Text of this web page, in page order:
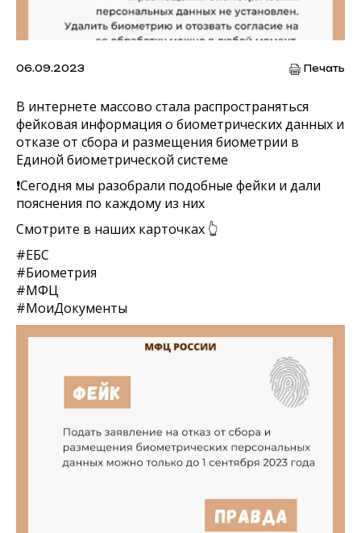
06.09.2023 Печать
В интернете массово стала распространяться
фейковая информация о биометрических данных и
отказе от сбора и размещения биометрии в
Единой биометрической системе
❗️Сегодня мы разобрали подобные фейки и дали
пояснения по каждому из них
Смотрите в наших карточках 👆
#ЕБС
#Биометрия
#МФЦ
#МоиДокументы